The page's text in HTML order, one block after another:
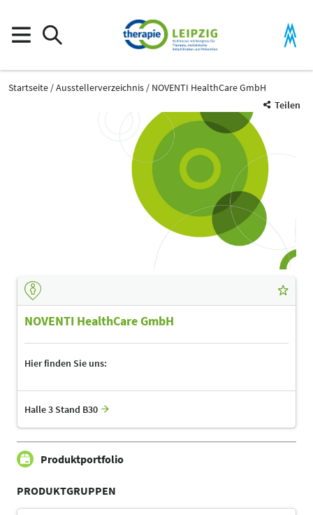
Startseite Ausstellerverzeichnis
NOVENTI HealthCare GmbH
Teilen
NOVENTI HealthCare GmbH
Hier finden Sie uns:
Halle 3 Stand B30
Produktportfolio
PRODUKTGRUPPEN